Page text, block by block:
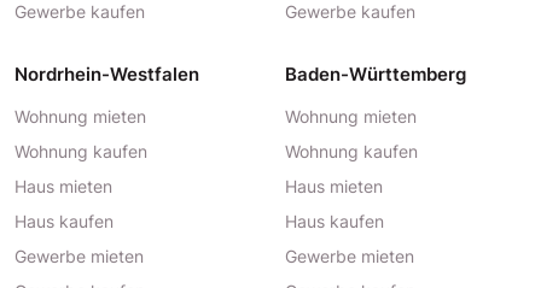
Gewerbe kaufen
Gewerbe kaufen
Nordrhein-Westfalen
Wohnung mieten
Wohnung kaufen
Haus mieten
Haus kaufen
Gewerbe mieten
Baden-Württemberg
Wohnung mieten
Wohnung kaufen
Haus mieten
Haus kaufen
Gewerbe mieten